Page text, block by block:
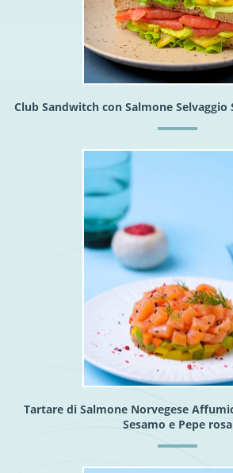
Club Sandwitch con Salmone
Tartare di Salmone Norvegese
Sesamo e Pepe rosa